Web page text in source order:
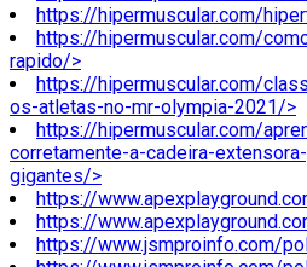
https://hipermuscular.com/
https://hipermuscular.com/
rapido/>
https://hipermuscular.com/
os-atletas-no-mr-olympia-2021/>
https://hipermuscular.com/
corretamente-a-cadeira-
gigantes/>
https://
https://
https://www.jsmproinfo.com/